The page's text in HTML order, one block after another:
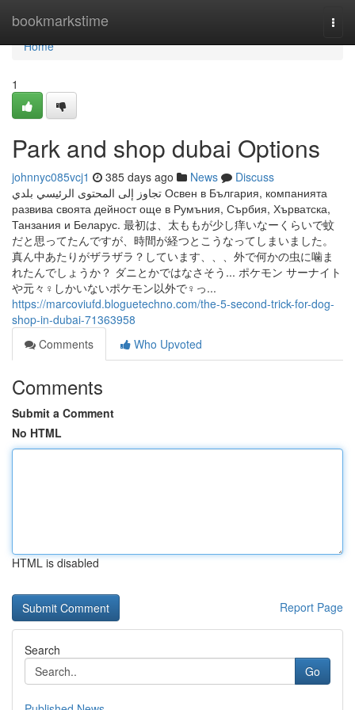
bookmarkstime
Home
Home
1
Park and shop dubai Options
johnnyc085vcj1 385 days ago News
Discuss
تجاوز إلى المحتوى الرئيسي بلدي Освен в България, компанията
развива своята дейност още в Румъния, Сърбия, Хърватска,
Танзания и Беларус. 最初は、太ももが少し痒いなーくらいで蚊
だと思ってたんですが、時間が経つとこうなってしまいました。
真ん中あたりがザラザラ？しています、、、外で何かの虫に噛ま
れたんでしょうか？ ダニとかではなさそう... ポケモン サーナイト
や元々♀しかいないポケモン以外で♀っ...
https://marcoviufd.bloguetechno.com/the-5-second-trick-for-dog-
shop-in-dubai-71363958
Comments
Who Upvoted
Comments
Submit a Comment
No HTML
HTML is disabled
Report Page
Search
Go